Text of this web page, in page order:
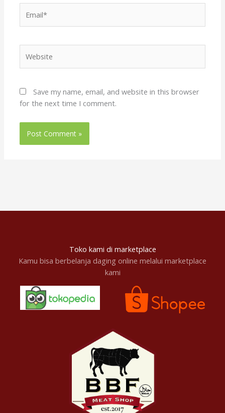
Save my name, email, and website in this browser
for the next time I comment.
Toko kami di marketplace
Kamu bisa berbelanja daging online melalui marketplace
kami